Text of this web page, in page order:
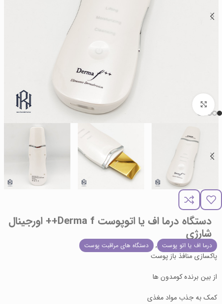
برای بزرگنمایی کلیک کنید
دستگاه درما اف یا اتوپوست Derma f++ اورجینال
شارژی
درما اف یا اتو پوست , دستگاه های مراقبت پوست
پاکسازی منافذ باز پوست
از بین برنده کومدون ها
کمک به جذب مواد مغذی